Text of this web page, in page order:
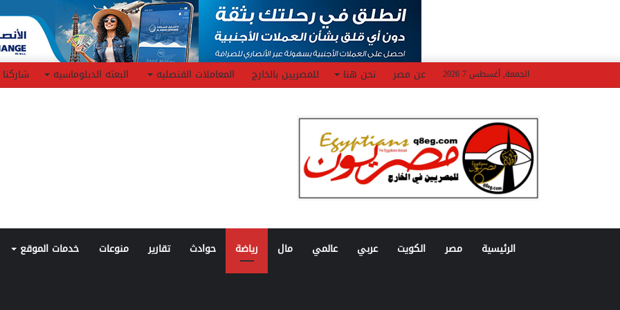
الجمعة, أغسطس 7 2026 عن مصر نحن هنا للمصريين بالخارج المعاملات القنصليه البعثه الدبلوماسيه شاركنا
الرئيسية مصر الكويت عربي عالمي مال رياضة حوادث تقارير منوعات خدمات الموقع